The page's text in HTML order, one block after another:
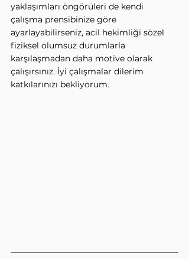
yaklaşımları öngörüleri de kendi
çalışma prensibinize göre
ayarlayabilirseniz, acil hekimliği sözel
fiziksel olumsuz durumlarla
karşılaşmadan daha motive olarak
çalışırsınız. İyi çalışmalar dilerim
katkılarınızı bekliyorum.